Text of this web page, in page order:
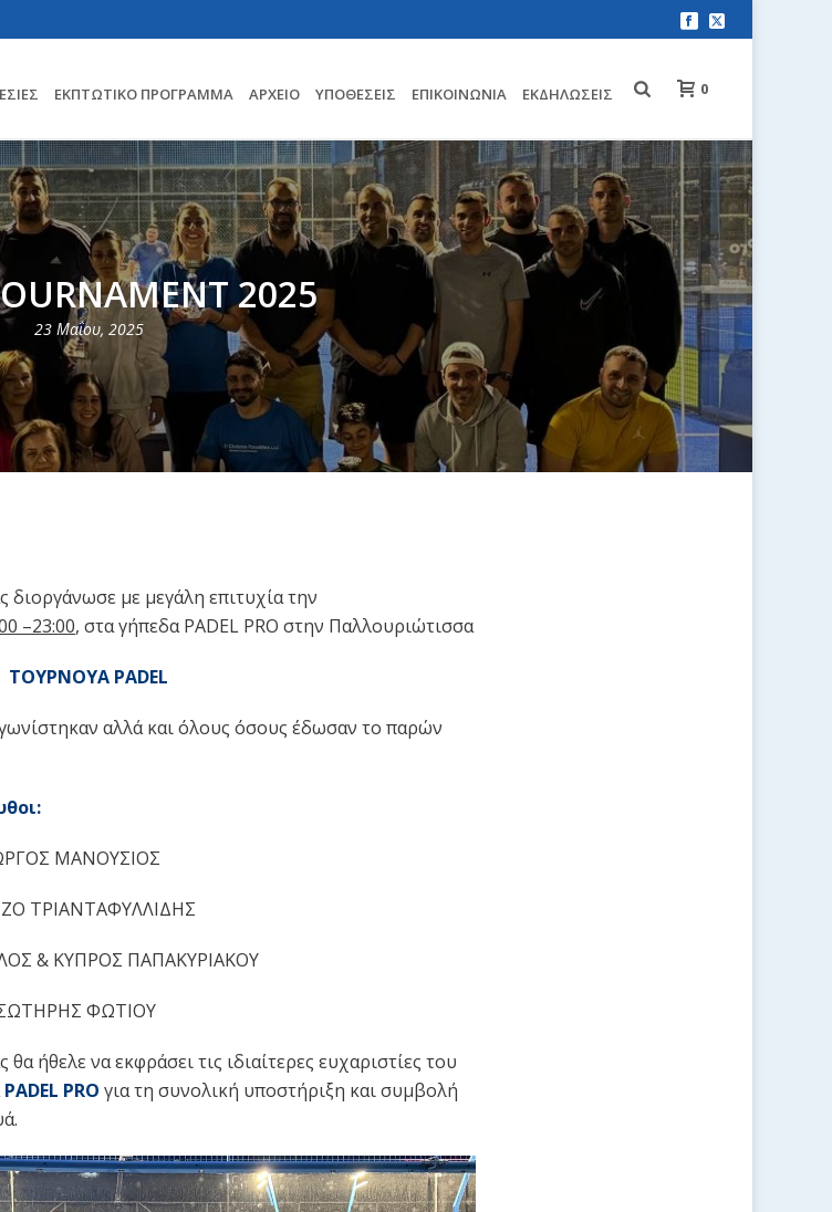
ΕΚΠΤΩΤΙΚΌ ΠΡΌΓΡΑΜΜΑ ΑΡΧΕΊΟ ΥΠΟΘΈΣΕΙΣ EΠΙΚΟΙΝΩΝΊΑ ΕΚΔΗΛΏΣΕΙΣ 0
2025
23 Μαΐου, 2025
με μεγάλη επιτυχία την
–23:00, στα γήπεδα PADEL PRO στην Παλλουριώτισσα
ΤΟΥΡΝΟΥΑ PADEL
αλλά και όλους όσους έδωσαν το παρών
ΜΑΝΟΥΣΙΟΣ
ΤΡΙΑΝΤΑΦΥΛΛΙΔΗΣ
& ΚΥΠΡΟΣ ΠΑΠΑΚΥΡΙΑΚΟΥ
ΦΩΤΙΟΥ
ήθελε να εκφράσει τις ιδιαίτερες ευχαριστίες του
PADEL PRO για τη συνολική υποστήριξη και συμβολή